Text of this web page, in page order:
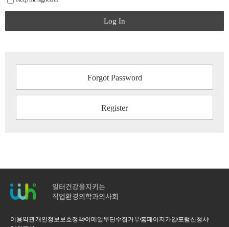
Log In
Forgot Password
Register
일터건강을지키는
직업환경의학과의사회
이용약관개인정보보호정책 이메일무단수집거부 홈페이지가입 포럼신청서